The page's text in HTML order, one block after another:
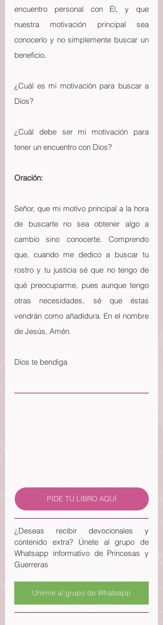
encuentro personal con Él, y que
nuestra motivación principal sea
conocerlo y no simplemente buscar un
beneficio.
¿Cuál es mi motivación para buscar a
Dios?
¿Cuál debe ser mi motivación para
tener un encuentro con Dios?
Oración:
Señor, que mi motivo principal a la hora
de buscarte no sea obtener algo a
cambio sino conocerte. Comprendo
que, cuando me dedico a buscar tu
rostro y tu justicia sé que no tengo de
qué preocuparme, pues aunque tengo
otras necesidades, sé que éstas
vendrán como añadidura. En el nombre
de Jesús, Amén.
Dios te bendiga
PIDE TU LIBRO AQUÍ
¿Deseas recibir devocionales y
contenido extra? Únete al grupo de
Whatsapp informativo de Princesas y
Guerreras
Unirme al grupo de Whatsapp